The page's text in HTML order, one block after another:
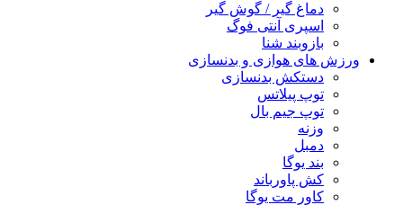
دماغ گیر / گوش گیر
اسپری آنتی فوگ
بازوبند شنا
ورزش های هوازی و بدنسازی
دستکش بدنسازی
توپ پیلاتس
توپ جیم بال
وزنه
دمبل
بند یوگا
کش پاورباند
کاور مت یوگا